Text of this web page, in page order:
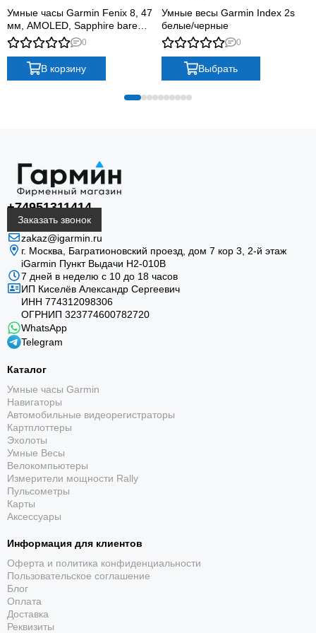
включения/отключения звука и поиска телефона. Заводная
головка с защитой. Браслет с тройной
раскладывающейся застежкой,
расстегиваемой одним
касанием.
Умные часы Garmin Fenix 8, 47
мм, AMOLED, Sapphire bare
Titanium, graphite with titanium
band plus graphite silicone band
0
В корзину
Умные весы Garmin Index 2s
белые/черные
0
Выбрать
+74951311414
Заказать звонок
zakaz@igarmin.ru
г. Москва, Багратионовский проезд, дом 7 кор 3, 2-й этаж
iGarmin Пункт Выдачи Н2-010В
7 дней в неделю с 10 до 18 часов
ИП Киселёв Александр Сергеевич
ИНН 774312098306
ОГРНИП 323774600782720
WhatsApp
Telegram
Каталог
Умные часы Garmin
Навигаторы
Автомобильные видеорегистраторы
Картплоттеры
Эхолоты
Умные Весы
Велокомпьютеры
Измерители мощности Rally
Пульсометры
Карты
Аксессуары
Информация для клиентов
Оферта и политика конфиденциальности
Пользовательское соглашение
Блог
Оплата
Доставка
Реквизиты